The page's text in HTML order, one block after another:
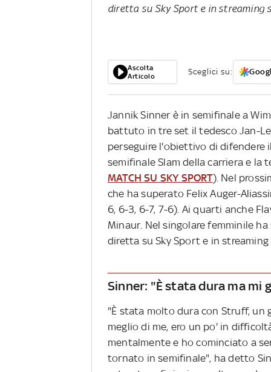
diretta su Sky Sport e in streaming
Ascolta
Articolo
Sceglici su:
Jannik Sinner è in semifinale a
battuto in tre set il tedesco Jan-
perseguire l'obiettivo di difendere
semifinale Slam della carriera e la
MATCH SU SKY SPORT). Nel
che ha superato Felix Auger-
6, 6-3, 6-7, 7-6). Ai quarti anche
Minaur. Nel singolare femminile
diretta su Sky Sport e in
Sinner: "È stata dura ma mi
"È stata molto dura con Struff,
meglio di me, ero un po' in
mentalmente e ho cominciato a
tornato in semifinale", ha detto